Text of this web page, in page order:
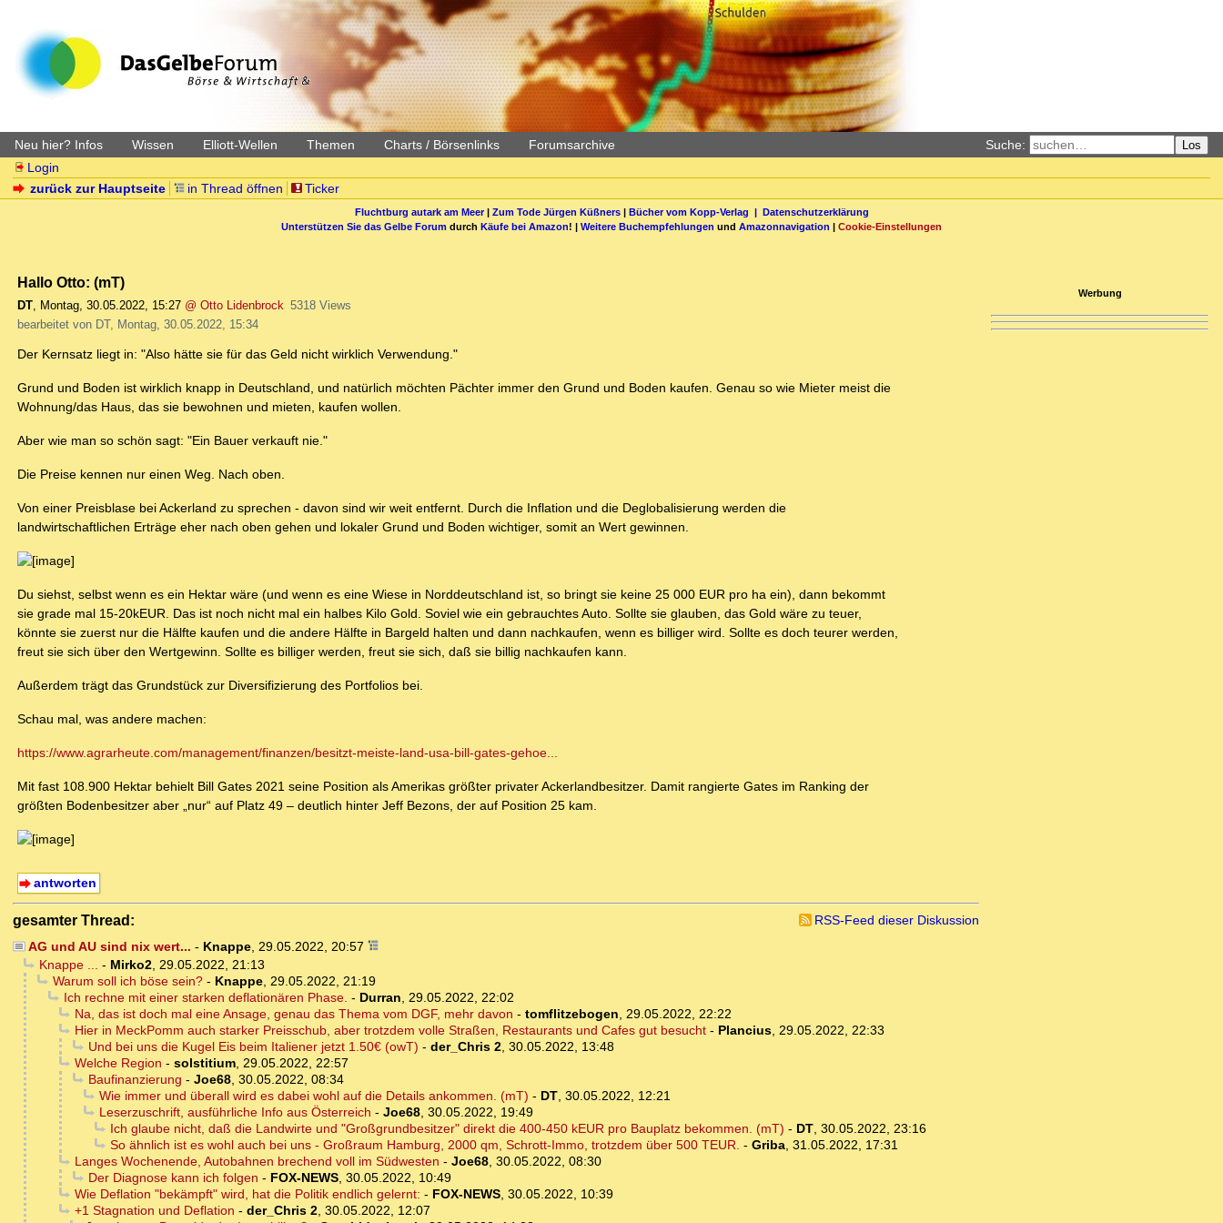
Neu hier? Infos Wissen Elliott-Wellen Themen Charts / Börsenlinks Forumsarchive Suche: Los
Login
zurück zur Hauptseite
in Thread öffnen Ticker
Fluchtburg autark am Meer| Zum Tode Jürgen Küßners| Bücher vom Kopp-Verlag | Datenschutzerklärung
Unterstützen Sie das Gelbe Forum durch Käufe bei Amazon! | Weitere Buchempfehlungen und Amazonnavigation | Cookie-Einstellungen
Hallo Otto: (mT)
DT, Montag, 30.05.2022, 15:27 @ Otto Lidenbrock 5318 Views
bearbeitet von DT, Montag, 30.05.2022, 15:34
Der Kernsatz liegt in: "Also hätte sie für das Geld nicht wirklich Verwendung."
Grund und Boden ist wirklich knapp in Deutschland, und natürlich möchten Pächter immer den Grund und Boden kaufen. Genau so wie Mieter meist die
Wohnung/das Haus, das sie bewohnen und mieten, kaufen wollen.
Aber wie man so schön sagt: "Ein Bauer verkauft nie."
Die Preise kennen nur einen Weg. Nach oben.
Von einer Preisblase bei Ackerland zu sprechen - davon sind wir weit entfernt. Durch die Inflation und die Deglobalisierung werden die
landwirtschaftlichen Erträge eher nach oben gehen und lokaler Grund und Boden wichtiger, somit an Wert gewinnen.
Du siehst, selbst wenn es ein Hektar wäre (und wenn es eine Wiese in Norddeutschland ist, so bringt sie keine 25 000 EUR pro ha ein), dann bekommt
sie grade mal 15-20kEUR. Das ist noch nicht mal ein halbes Kilo Gold. Soviel wie ein gebrauchtes Auto. Sollte sie glauben, das Gold wäre zu teuer,
könnte sie zuerst nur die Hälfte kaufen und die andere Hälfte in Bargeld halten und dann nachkaufen, wenn es billiger wird. Sollte es doch teurer werden,
freut sie sich über den Wertgewinn. Sollte es billiger werden, freut sie sich, daß sie billig nachkaufen kann.
Außerdem trägt das Grundstück zur Diversifizierung des Portfolios bei.
Schau mal, was andere machen:
https://www.agrarheute.com/management/finanzen/besitzt-meiste-land-usa-bill-gates-gehoe...
Mit fast 108.900 Hektar behielt Bill Gates 2021 seine Position als Amerikas größter privater Ackerlandbesitzer. Damit rangierte Gates im Ranking der
größten Bodenbesitzer aber „nur“ auf Platz 49 – deutlich hinter Jeff Bezons, der auf Position 25 kam.
antworten
gesamter Thread:
RSS-Feed dieser Diskussion
AG und AU sind nix wert... - Knappe, 29.05.2022, 20:57
Knappe ... - Mirko2, 29.05.2022, 21:13
Warum soll ich böse sein?- Knappe, 29.05.2022, 21:19
Ich rechne mit einer starken deflationären Phase. - Durran, 29.05.2022, 22:02
Na, das ist doch mal eine Ansage, genau das Thema vom DGF, mehr davon - tomflitzebogen, 29.05.2022, 22:22
Hier in MeckPomm auch starker Preisschub, aber trotzdem volle Straßen, Restaurants und Cafes gut besucht- Plancius, 29.05.2022, 22:33
Und bei uns die Kugel Eis beim Italiener jetzt 1.50€ (owT) - der_Chris 2, 30.05.2022, 13:48
Welche Region - solstitium, 29.05.2022, 22:57
Baufinanzierung - Joe68, 30.05.2022, 08:34
Wie immer und überall wird es dabei wohl auf die Details ankommen. (mT) - DT, 30.05.2022, 12:21
Leserzuschrift, ausführliche Info aus Österreich - Joe68, 30.05.2022, 19:49
Ich glaube nicht, daß die Landwirte und "Großgrundbesitzer" direkt die 400-450 kEUR pro Bauplatz bekommen. (mT) - DT, 30.05.2022, 23:16
So ähnlich ist es wohl auch bei uns - Großraum Hamburg, 2000 qm, Schrott-Immo, trotzdem über 500 TEUR. - Griba, 31.05.2022, 17:31
Langes Wochenende, Autobahnen brechend voll im Südwesten - Joe68, 30.05.2022, 08:30
Der Diagnose kann ich folgen - FOX-NEWS, 30.05.2022, 10:49
Wie Deflation "bekämpft" wird, hat die Politik endlich gelernt: - FOX-NEWS, 30.05.2022, 10:39
+1 Stagnation und Deflation - der_Chris 2, 30.05.2022, 12:07
Werbung